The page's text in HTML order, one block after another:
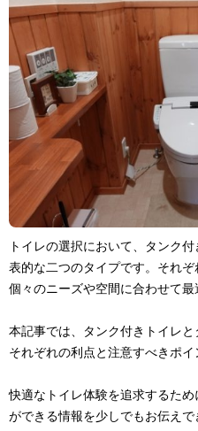
トイレの選択において、タンク
表的な二つのタイプです。それぞ
個々のニーズや空間に合わせて最
本記事では、タンク付きトイレと
それぞれの利点と注意すべきポイ
快適なトイレ体験を追求するた
ができる情報を少しでもお伝えで